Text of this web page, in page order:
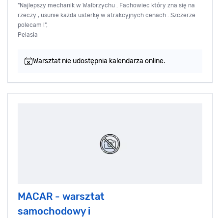
"Najlepszy mechanik w Wałbrzychu . Fachowiec który zna się na
rzeczy , usunie każda usterkę w atrakcyjnych cenach . Szczerze
polecam !",
Pelasia
Warsztat nie udostępnia kalendarza online.
MACAR - warsztat
samochodowy i